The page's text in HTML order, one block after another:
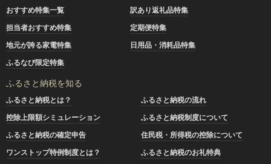
おすすめ特集一覧
訳あり返礼品特集
担当者おすすめ特集
定期便特集
地元が誇る家電特集
日用品・消耗品特集
ふるなび限定特集
ふるさと納税を知る
ふるさと納税とは？
ふるさと納税の流れ
控除上限額シミュレーション
ふるさと納税制度について
ふるさと納税の確定申告
住民税・所得税の控除について
ワンストップ特例制度とは？
ふるさと納税のお礼特典